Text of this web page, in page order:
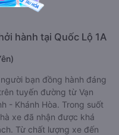
hành tại Quốc Lộ 1A
bạn đồng hành đáng
tuyến đường từ Vạn
- Khánh Hòa. Trong suốt
xe đã nhận được khá
Từ chất lượng xe đến